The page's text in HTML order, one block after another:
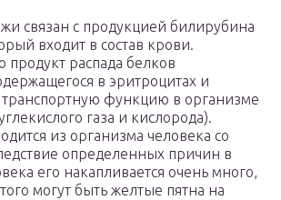
связан с продукцией билирубина
входит в состав крови.
продукт распада белков
в эритроцитах и
функцию в организме
газа и кислорода).
из организма человека со
определенных причин в
его накапливается очень много,
могут быть желтые пятна на